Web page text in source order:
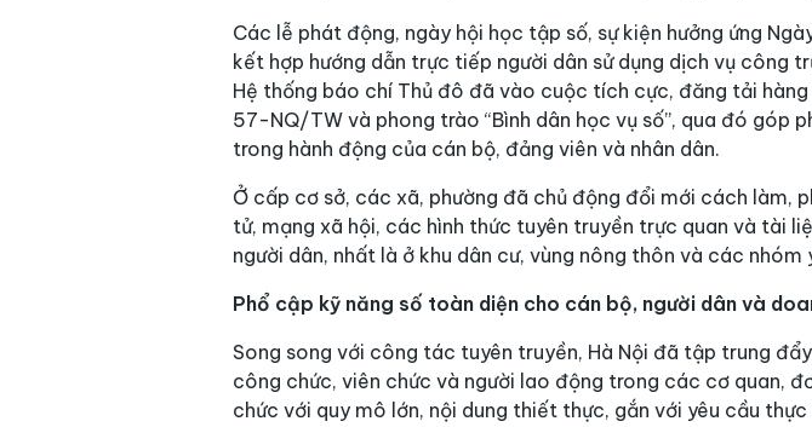
Các lễ phát động, ngày hội học tập số, sự kiện hưởng ứng
kết hợp hướng dẫn trực tiếp người dân sử dụng dịch vụ công
Hệ thống báo chí Thủ đô đã vào cuộc tích cực, đăng tải
57-NQ/TW và phong trào “Bình dân học vụ số”, qua đó góp
trong hành động của cán bộ, đảng viên và nhân dân.
Ở cấp cơ sở, các xã, phường đã chủ động đổi mới cách làm,
tử, mạng xã hội, các hình thức tuyên truyền trực quan và tài
người dân, nhất là ở khu dân cư, vùng nông thôn và các nhóm
Phổ cập kỹ năng số toàn diện cho cán bộ, người dân và
Song song với công tác tuyên truyền, Hà Nội đã tập trung
công chức, viên chức và người lao động trong các cơ quan,
chức với quy mô lớn, nội dung thiết thực, gắn với yêu cầu